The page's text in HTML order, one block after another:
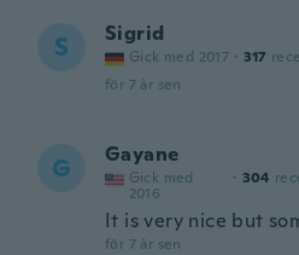
S Sigrid
Gick med 2017 · 317
för 7 år sen
G Gayane
Gick med
2016
· 304
It is very nice but
för 7 år sen